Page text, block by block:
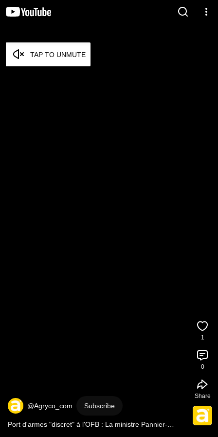
TAP TO UNMUTE
@Agryco_com Subscribe
Port d'armes "discret" à l'OFB : La ministre Pannier-
1
0
Share